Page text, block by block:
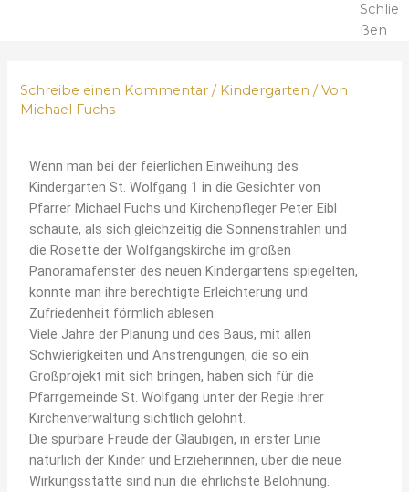
Schlie
ßen
Schreibe einen Kommentar / Kindergarten / Von
Michael Fuchs
Wenn man bei der feierlichen Einweihung des
Kindergarten St. Wolfgang 1 in die Gesichter von
Pfarrer Michael Fuchs und Kirchenpfleger Peter Eibl
schaute, als sich gleichzeitig die Sonnenstrahlen und
die Rosette der Wolfgangskirche im großen
Panoramafenster des neuen Kindergartens spiegelten,
konnte man ihre berechtigte Erleichterung und
Zufriedenheit förmlich ablesen.
Viele Jahre der Planung und des Baus, mit allen
Schwierigkeiten und Anstrengungen, die so ein
Großprojekt mit sich bringen, haben sich für die
Pfarrgemeinde St. Wolfgang unter der Regie ihrer
Kirchenverwaltung sichtlich gelohnt.
Die spürbare Freude der Gläubigen, in erster Linie
natürlich der Kinder und Erzieherinnen, über die neue
Wirkungsstätte sind nun die ehrlichste Belohnung.